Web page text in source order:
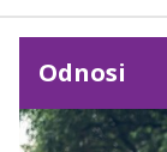
Odnosi